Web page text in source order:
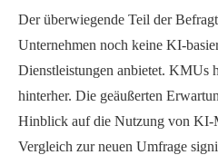
Der überwiegende Teil der
Unternehmen noch keine KI-
Dienstleistungen anbietet. KMUs
hinterher. Die geäußerten
Hinblick auf die Nutzung von KI-
Vergleich zur neuen Umfrage